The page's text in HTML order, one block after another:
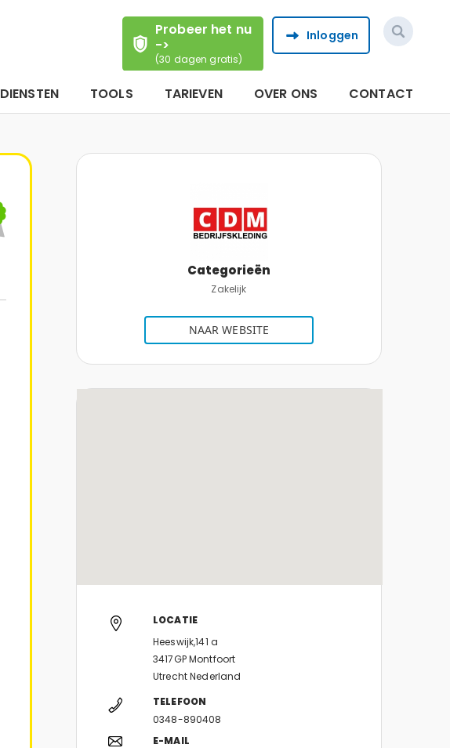
Inloggen
Probeer het nu
->
(30 dagen gratis)
DIENSTEN TOOLS TARIEVEN OVER ONS CONTACT
Categorieën
Zakelijk
NAAR WEBSITE
LOCATIE
Heeswijk,141 a
3417GP Montfoort
Utrecht Nederland
TELEFOON
0348-890408
E-MAIL